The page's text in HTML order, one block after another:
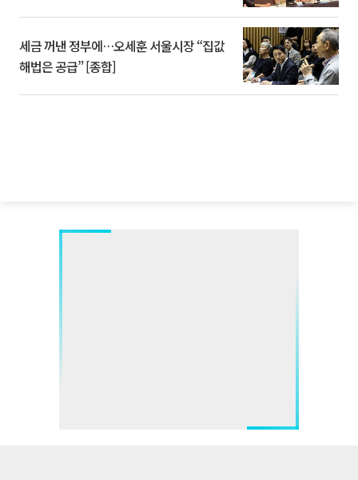
세금 꺼낸 정부에…오세훈 서울시장 “집값
해법은 공급” [종합]